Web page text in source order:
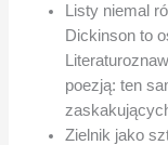
Listy niemal
Dickinson to
poezją: ten
Zielnik jako